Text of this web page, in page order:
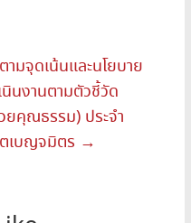
มจุดเน้นและนโยบาย
นงานตามตัวชี้วัด
ยคุณธรรม) ประจำ
เบญจมิตร →